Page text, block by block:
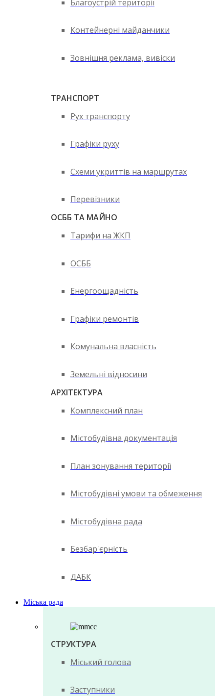
Благоустрій території
Контейнерні майданчики
Зовнішня реклама, вивіски
ТРАНСПОРТ
Рух транспорту
Графіки руху
Схеми укриттів на маршрутах
Перевізники
ОСББ ТА МАЙНО
Тарифи на ЖКП
ОСББ
Енергоощадність
Графіки ремонтів
Комунальна власність
Земельні відносини
АРХІТЕКТУРА
Комплексний план
Містобудівна документація
План зонування території
Містобудівні умови та обмеження
Містобудівна рада
Безбар'єрність
ДАБК
Міська рада
СТРУКТУРА
Міський голова
Заступники